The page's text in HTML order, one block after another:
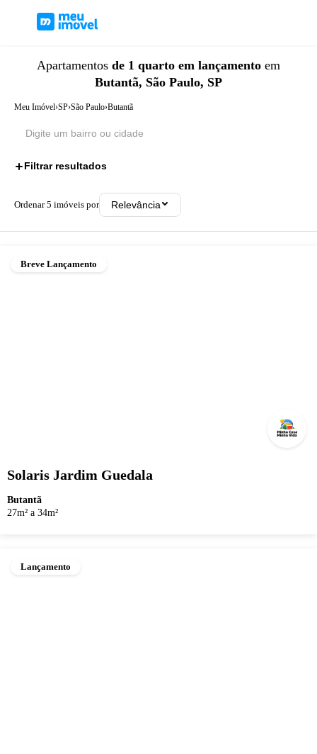
Apartamentos de 1 quarto em lançamento em
Butantã, São Paulo, SP
Meu Imóvel›SP›São Paulo›Butantã
Filtrar resultados
Ordenar5 imóveis por Relevância
Breve Lançamento
Solaris Jardim Guedala
Butantã
27m² a 34m²
Lançamento